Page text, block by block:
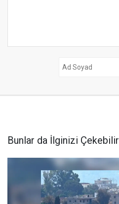
Bunlar da İlginizi Çekebilir